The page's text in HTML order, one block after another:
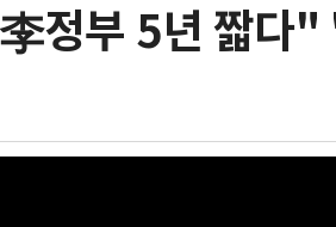
정부 5년 짧다"